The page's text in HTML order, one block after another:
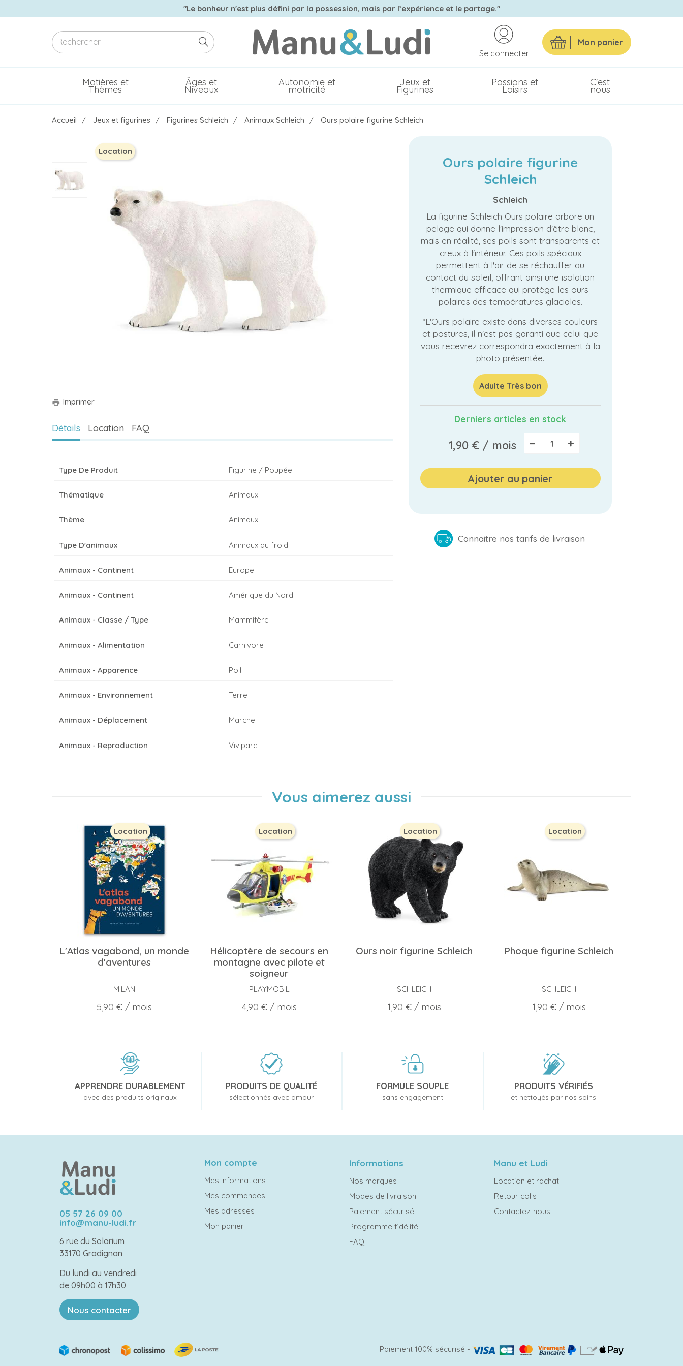
"Le bonheur n'est plus défini par la possession, mais par l’expérience et le partage."
Mon panier
Se connecter
Matières et
Thèmes
Âges et
Niveaux
Autonomie et
motricité
Jeux et
Figurines
Passions et
Loisirs
C'est
nous
Accueil Jeux et figurines Figurines Schleich Animaux Schleich Ours polaire figurine Schleich
Location
print Imprimer
Ours polaire figurine
Schleich
Schleich
La figurine Schleich Ours polaire arbore un
pelage qui donne l'impression d'être blanc,
mais en réalité, ses poils sont transparents et
creux à l'intérieur. Ces poils spéciaux
permettent à l'air de se réchauffer au
contact du soleil, offrant ainsi une isolation
thermique efficace qui protège les ours
polaires des températures glaciales.
*L'Ours polaire existe dans diverses couleurs
et postures, il n'est pas garanti que celui que
vous recevrez correspondra exactement à la
photo présentée.
Adulte Très bon
Derniers articles en stock
1,90 €/ mois − +
Ajouter au panier
Connaitre nos tarifs de livraison
Détails Location FAQ
Type De Produit Figurine / Poupée
Thématique Animaux
Thème Animaux
Type D'animaux Animaux du froid
Animaux - Continent Europe
Animaux - Continent Amérique du Nord
Animaux - Classe / Type Mammifère
Animaux - Alimentation Carnivore
Animaux - Apparence Poil
Animaux - Environnement Terre
Animaux - Déplacement Marche
Animaux - Reproduction Vivipare
Vous aimerez aussi
L'Atlas vagabond, un monde
d'aventures
MILAN
Prix
5,90 € / mois
Location
Hélicoptère de secours en
montagne avec pilote et
soigneur
PLAYMOBIL
Prix
4,90 €/ mois
Location
Ours noir figurine Schleich
SCHLEICH
Prix
1,90 €/ mois
Location
Phoque figurine Schleich
SCHLEICH
Prix
1,90 €/ mois
Location
APPRENDRE DURABLEMENT
avec des produits originaux
PRODUITS DE QUALITÉ
sélectionnés avec amour
FORMULE SOUPLE
sans engagement
PRODUITS VÉRIFIÉS
et nettoyés par nos soins
05 57 26 09 00
info@manu-ludi.fr
6 rue du Solarium
33170 Gradignan
Du lundi au vendredi
de 09h00 à 17h30
Nous contacter
Mon compte
Mes informations
Mes commandes
Mes adresses
Mon panier
Informations
Nos marques
Modes de livraison
Paiement sécurisé
Programme fidélité
FAQ
Manu et Ludi
Location et rachat
Retour colis
Contactez-nous
Paiement 100% sécurisé -